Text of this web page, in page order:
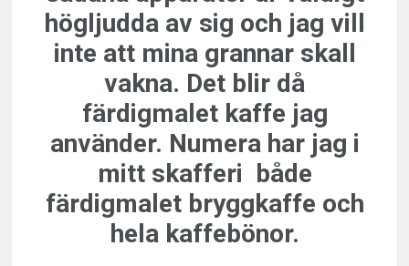
högljudda av sig och jag vill
inte att mina grannar skall
vakna. Det blir då
färdigmalet kaffe jag
använder. Numera har jag i
mitt skafferi både
färdigmalet bryggkaffe och
hela kaffebönor.